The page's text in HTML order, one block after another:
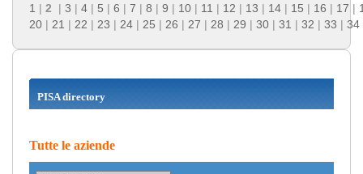
1 | 2 | 3 | 4 | 5 | 6 | 7 | 8 | 9 | 10 | 11 | 12 | 13 | 14 | 15 | 16 | 17 |
20 | 21 | 22 | 23 | 24 | 25 | 26 | 27 | 28 | 29 | 30 | 31 | 32 | 33 | 34
PISA directory
Tutte le aziende